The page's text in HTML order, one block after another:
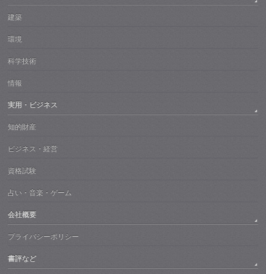
建築
環境
科学技術
情報
実用・ビジネス
知的財産
ビジネス・経営
資格試験
占い・音楽・ゲーム
会社概要
プライバシーポリシー
書評など